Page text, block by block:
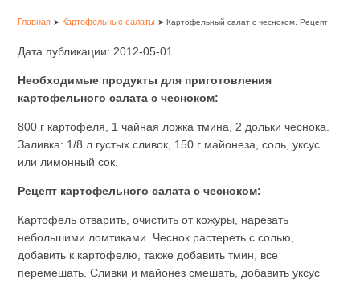
Главная ➤ Картофельные салаты ➤ Картофельный салат с чесноком. Рецепт
Дата публикации: 2012-05-01
Необходимые продукты для приготовления
картофельного салата с чесноком:
800 г картофеля, 1 чайная ложка тмина, 2 дольки чеснока.
Заливка: 1/8 л густых сливок, 150 г майонеза, соль, уксус
или лимонный сок.
Рецепт картофельного салата с чесноком:
Картофель отварить, очистить от кожуры, нарезать
небольшими ломтиками. Чеснок растереть с солью,
добавить к картофелю, также добавить тмин, все
перемешать. Сливки и майонез смешать, добавить уксус